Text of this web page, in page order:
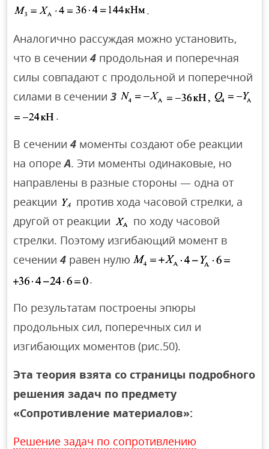
.
Аналогично рассуждая можно установить,
что в сечении4 продольная и поперечная
силы совпадают с продольной и поперечной
силами в сечении3
.
В сечении4 моменты создают обе реакции
на опореА. Эти моменты одинаковые, но
направлены в разные стороны — одна от
реакции
против хода часовой стрелки, а
другой от реакции
по ходу часовой
стрелки. Поэтому изгибающий момент в
сечении4 равен нулю
.
По результатам построены эпюры
продольных сил, поперечных сил и
изгибающих моментов (рис.50).
Эта теория взята со страницы подробного
решения задач по предмету
«Сопротивление материалов»:
Решение задач по сопротивлению